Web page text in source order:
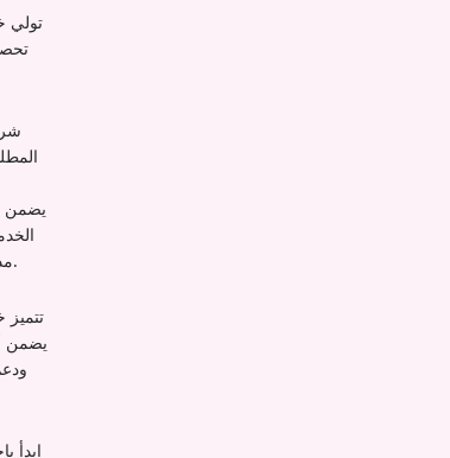
تولي
يضمن
مدار الوقت. مع المعالجة الفورية ودعم العملاء الموثوق به، يمكنك تتبع تقدم طلبك ورؤية النتائج الملموسة بسرعة.
تتميز
يضمن
ابدأ